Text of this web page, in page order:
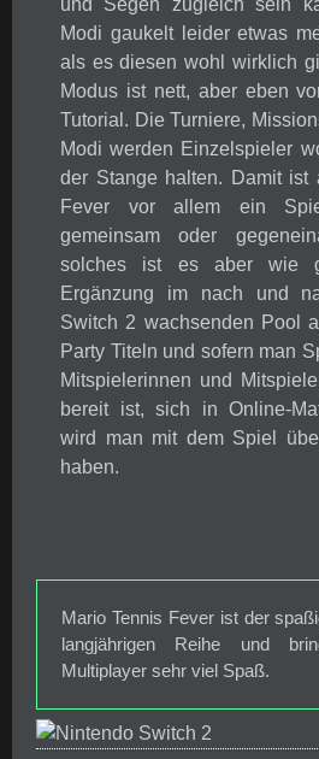
und Segen zugleich sein
Modi gaukelt leider etwas
als es diesen wohl wirklich
Modus ist nett, aber eben
Tutorial. Die Turniere,
Modi werden Einzelspieler
der Stange halten. Damit ist
Fever vor allem ein
gemeinsam oder
solches ist es aber wie
Ergänzung im nach und
Switch 2 wachsenden Pool
Party Titeln und sofern man
Mitspielerinnen und
bereit ist, sich in Online-
wird man mit dem Spiel
haben.
Mario Tennis Fever ist der
langjährigen Reihe und
Multiplayer sehr viel Spaß.